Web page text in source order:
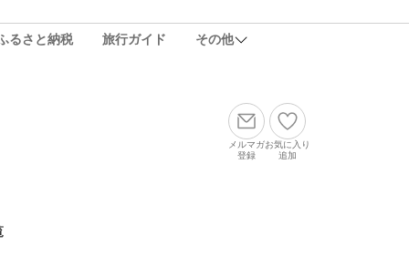
るさと納税 旅行ガイド その他
メルマガ
登録
お気に入り
追加